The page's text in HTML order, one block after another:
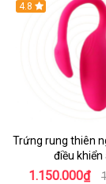
Hot
4.8
Trứng rung thiên
điều khiển
1.150.000₫